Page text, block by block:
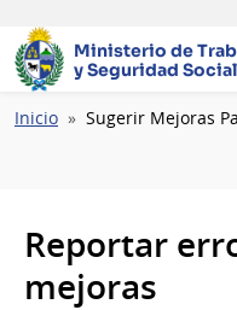
Ministerio de
y Seguridad Social
Ruta
Inicio Sugerir Mejoras
Reportar
mejoras